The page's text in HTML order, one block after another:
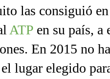
las consiguió
ATP en su país, a
En 2015 no
lugar elegido